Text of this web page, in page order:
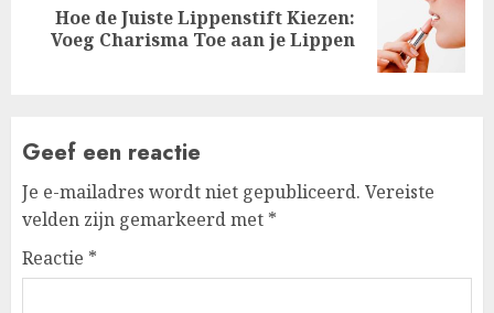
Next
post:
Hoe de Juiste Lippenstift Kiezen:
Voeg Charisma Toe aan je Lippen
Geef een reactie
Je e-mailadres wordt niet gepubliceerd. Vereiste
velden zijn gemarkeerd met *
Reactie *